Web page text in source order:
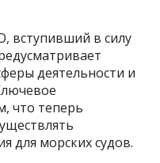
вступивший в силу
деятельности и
что теперь
для морских судов.